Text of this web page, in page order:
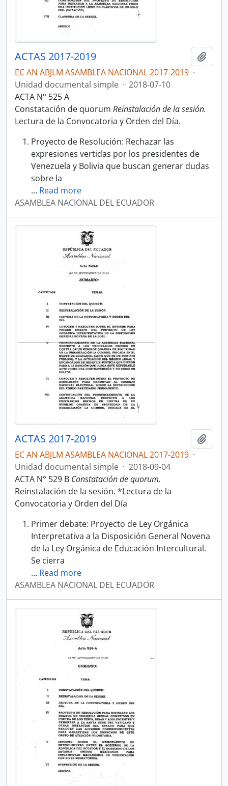
ACTAS 2017-2019
EC AN ABJLM ASAMBLEA NACIONAL 2017-2019 ·
Unidad documental simple · 2018-07-10
ACTA N° 525 A
Constatación de quorum Reinstalación de la sesión.
Lectura de la Convocatoria y Orden del Día.
Proyecto de Resolución: Rechazar las
expresiones vertidas por los presidentes de
Venezuela y Bolivia que buscan generar dudas
sobre la
… Read more
ASAMBLEA NACIONAL DEL ECUADOR
ACTAS 2017-2019
EC AN ABJLM ASAMBLEA NACIONAL 2017-2019 ·
Unidad documental simple · 2018-09-04
ACTA N° 529 B Constatación de quorum.
Reinstalación de la sesión. *Lectura de la
Convocatoria y Orden del Día
Primer debate: Proyecto de Ley Orgánica
Interpretativa a la Disposición General Novena
de la Ley Orgánica de Educación Intercultural.
Se cierra
… Read more
ASAMBLEA NACIONAL DEL ECUADOR